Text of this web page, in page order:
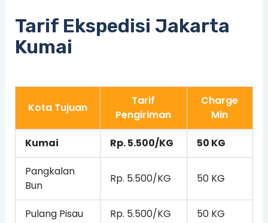
Tarif Ekspedisi Jakarta
Kumai
Kota Tujuan
Tarif
Pengiriman
Charge
Min
Kumai Rp. 5.500/KG 50 KG
Pangkalan
Bun
Rp. 5.500/KG 50 KG
Pulang Pisau Rp. 5.500/KG 50 KG